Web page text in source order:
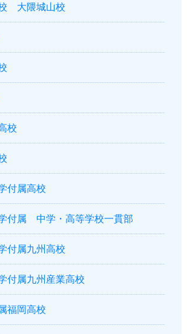
大隈城山校
校
付属高校
付属 中学・高等学校一貫部
付属九州高校
付属九州産業高校
福岡高校